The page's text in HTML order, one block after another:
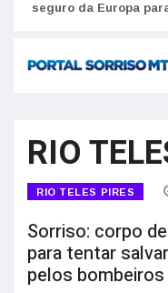
seguro da Europa
RIO
RIO TELES PIRES
Sorriso: corpo
para tentar
pelos bombeiros